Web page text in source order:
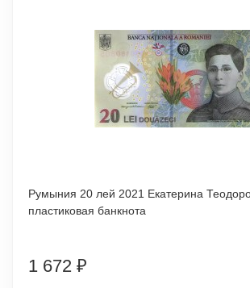
Румыния 20 лей 2021 Екатерина Теодорою UNC
пластиковая банкнота
1 672 ₽